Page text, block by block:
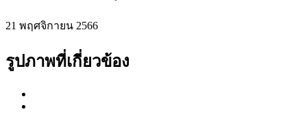
21 พฤศจิกายน 2566
รูปภาพที่เกี่ยวข้อง